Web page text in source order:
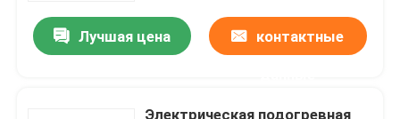
Лучшая цена контактные
Электрическая подогревная